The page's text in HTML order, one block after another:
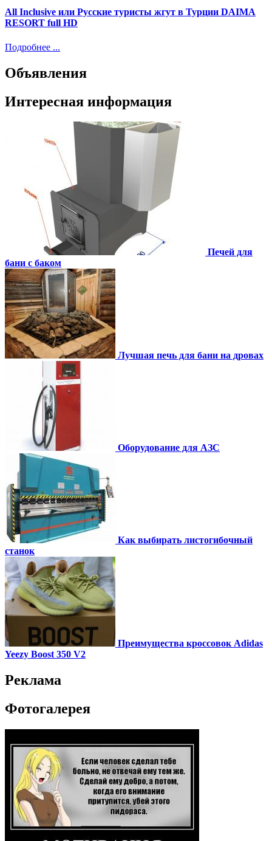
All Inclusive или Русские туристы жгут в Турции DAIMA
RESORT full HD
Подробнее ...
Объявления
Интересная информация
Печей для
бани с баком
Лучшая печь для бани на дровах
Оборудование для АЗС
Как выбирать листогибочный
станок
Преимущества кроссовок Adidas
Yeezy Boost 350 V2
Реклама
Фотогалерея